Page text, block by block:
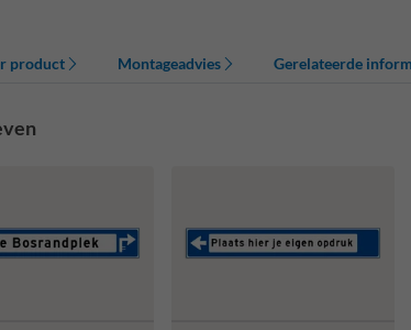
product Montageadvies Gerelateerde